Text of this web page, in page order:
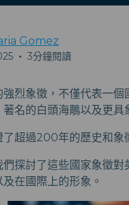
Gomez
• 3分鐘閱讀
強烈象徵，不僅代表一
名的白頭海鵰以及更具
超過200年的歷史和象
探討了這些國家象徵
在國際上的形象。